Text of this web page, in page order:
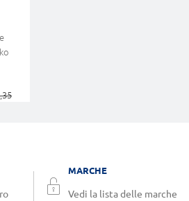
MARCHE
Vedi la lista delle marche